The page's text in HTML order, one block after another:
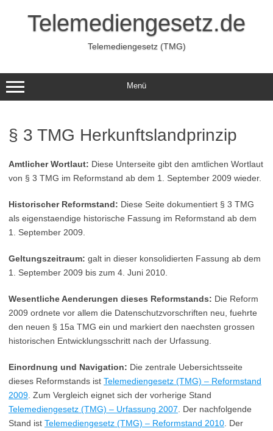
springenTelemediengesetz.de
Telemediengesetz (TMG)
Menü
§ 3 TMG Herkunftslandprinzip
Amtlicher Wortlaut: Diese Unterseite gibt den amtlichen Wortlaut
von § 3 TMG im Reformstand ab dem 1. September 2009 wieder.
Historischer Reformstand: Diese Seite dokumentiert § 3 TMG
als eigenstaendige historische Fassung im Reformstand ab dem
1. September 2009.
Geltungszeitraum: galt in dieser konsolidierten Fassung ab dem
1. September 2009 bis zum 4. Juni 2010.
Wesentliche Aenderungen dieses Reformstands: Die Reform
2009 ordnete vor allem die Datenschutzvorschriften neu, fuehrte
den neuen § 15a TMG ein und markiert den naechsten grossen
historischen Entwicklungsschritt nach der Urfassung.
Einordnung und Navigation: Die zentrale Uebersichtsseite
dieses Reformstands ist Telemediengesetz (TMG) – Reformstand
2009 . Zum Vergleich eignet sich der vorherige Stand
Telemediengesetz (TMG) – Urfassung 2007 . Der nachfolgende
Stand ist Telemediengesetz (TMG) – Reformstand 2010 . Der